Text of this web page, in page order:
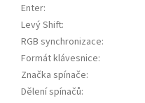
Enter:
Levý Shift:
RGB synchronizace:
Formát klávesnice:
Značka spínače:
Dělení spínačů: